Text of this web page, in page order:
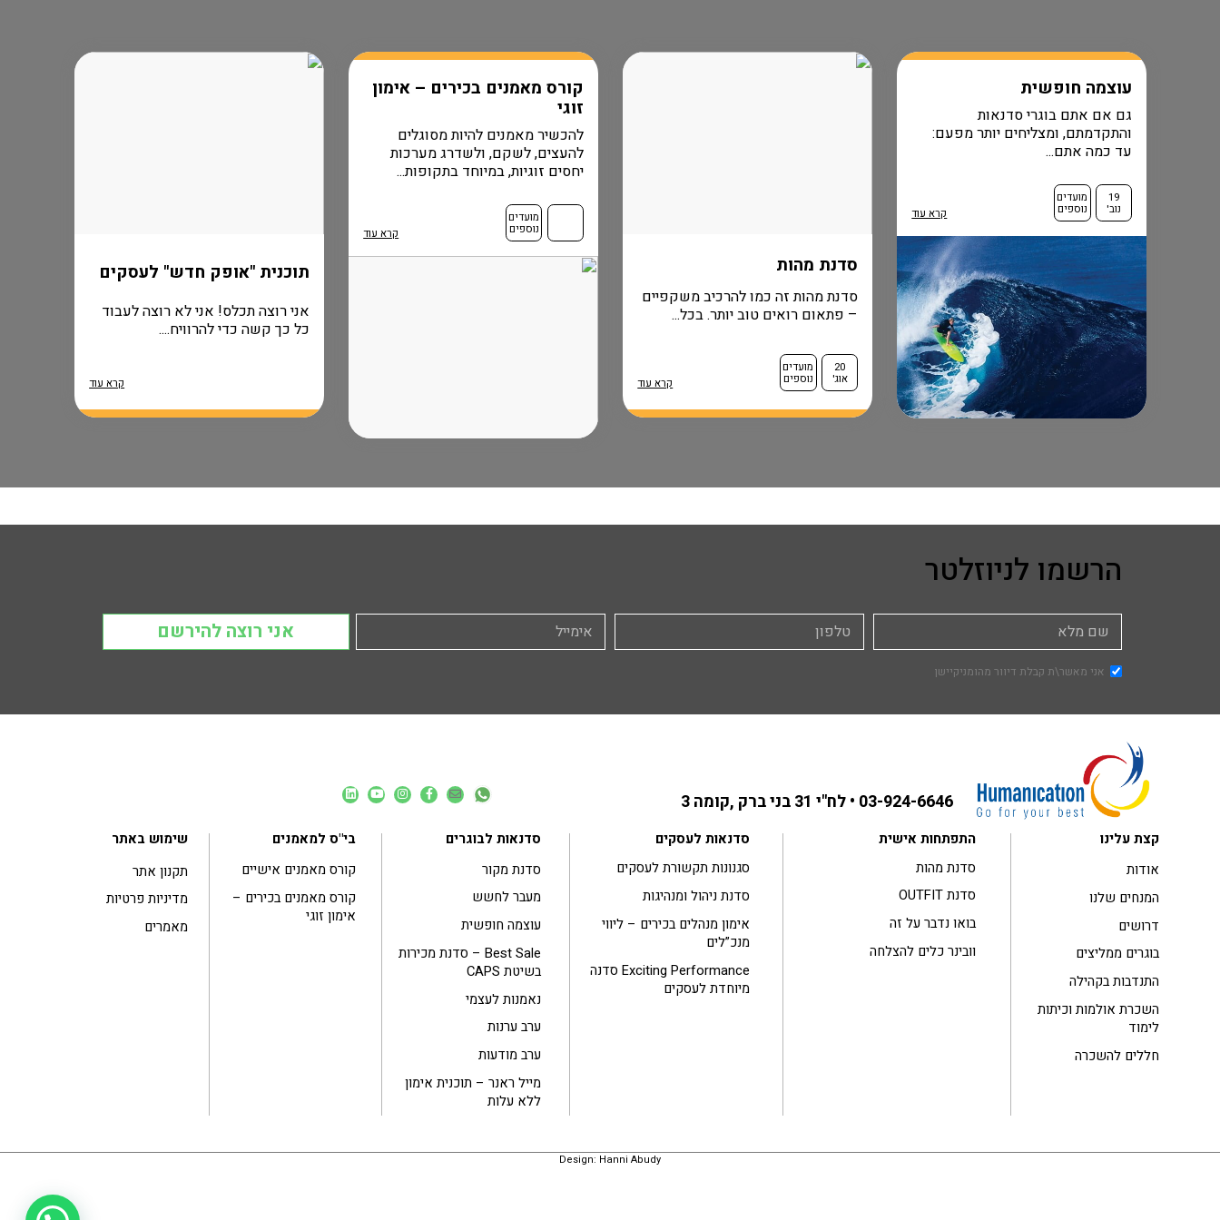
עוצמה חופשית
גם אם אתם בוגרי סדנאות
והתקדמתם, ומצליחים יותר מפעם:
עד כמה אתם...
19
נוב'
מועדים
נוספים קרא עוד
סדנת מהות
סדנת מהות זה כמו להרכיב משקפיים
– פתאום רואים טוב יותר. בכל...
20
אוג'
מועדים
נוספים קרא עוד
קורס מאמנים בכירים – אימון
זוגי
להכשיר מאמנים להיות מסוגלים
להעצים, לשקם, ולשדרג מערכות
יחסים זוגיות, במיוחד בתקופות...
מועדים
נוספים קרא עוד
תוכנית "אופק חדש" לעסקים
אני רוצה תכלס! אני לא רוצה לעבוד
כל כך קשה כדי להרוויח....
קרא עוד
הרשמו לניוזלטר
אני מאשר\ת קבלת דיוור מהומניקיישן
אני רוצה להירשם
03-924-6646 • לח"י 31 בני ברק ,קומה 3
קצת עלינו
אודות
המנחים שלנו
דרושים
בוגרים ממליצים
התנדבות בקהילה
השכרת אולמות וכיתות
לימוד
חללים להשכרה
התפתחות אישית
סדנת מהות
סדנת OUTFIT
בואו נדבר על זה
וובינר כלים להצלחה
סדנאות לעסקים
סגנונות תקשורת לעסקים
סדנת ניהול ומנהיגות
אימון מנהלים בכירים – ליווי
מנכ”לים
Exciting Performance סדנה
מיוחדת לעסקים
סדנאות לבוגרים
סדנת מקור
מעבר לחשש
עוצמה חופשית
Best Sale – סדנת מכירות
בשיטת CAPS
נאמנות לעצמי
ערב ערנות
ערב מודעות
מייל ראנר – תוכנית אימון
ללא עלות
בי"ס למאמנים
קורס מאמנים אישיים
קורס מאמנים בכירים –
אימון זוגי
שימוש באתר
תקנון אתר
מדיניות פרטיות
מאמרים
Design: Hanni Abudy